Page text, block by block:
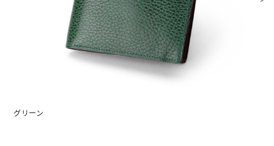
グリーン